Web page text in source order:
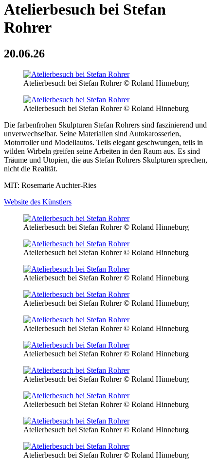
Atelierbesuch bei Stefan
Rohrer
20.06.26
Atelierbesuch bei Stefan Rohrer© Roland Hinneburg
Atelierbesuch bei Stefan Rohrer© Roland Hinneburg
Die farbenfrohen Skulpturen Stefan Rohrers sind faszinierend und
unverwechselbar. Seine Materialien sind Autokarosserien,
Motorroller und Modellautos. Teils elegant geschwungen, teils in
wilden Wirbeln greifen seine Arbeiten in den Raum aus. Es sind
Träume und Utopien, die aus Stefan Rohrers Skulpturen sprechen,
nicht die Realität.
MIT: Rosemarie Auchter-Ries
Website des Künstlers
Atelierbesuch bei Stefan Rohrer© Roland Hinneburg
Atelierbesuch bei Stefan Rohrer© Roland Hinneburg
Atelierbesuch bei Stefan Rohrer© Roland Hinneburg
Atelierbesuch bei Stefan Rohrer© Roland Hinneburg
Atelierbesuch bei Stefan Rohrer© Roland Hinneburg
Atelierbesuch bei Stefan Rohrer© Roland Hinneburg
Atelierbesuch bei Stefan Rohrer© Roland Hinneburg
Atelierbesuch bei Stefan Rohrer© Roland Hinneburg
Atelierbesuch bei Stefan Rohrer© Roland Hinneburg
Atelierbesuch bei Stefan Rohrer© Roland Hinneburg